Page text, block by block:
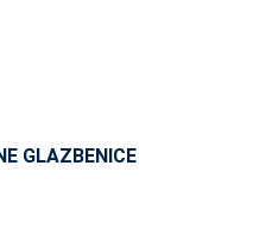
GLAZBENICE